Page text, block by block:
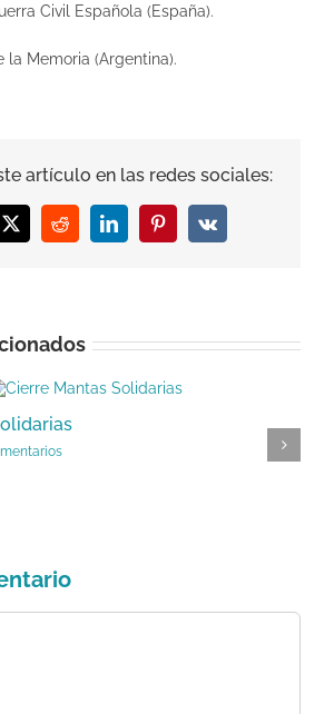
Civil Española (España).
la Memoria (Argentina).
artículo en las redes sociales:
X RedditLinkedInPinterest
Vk